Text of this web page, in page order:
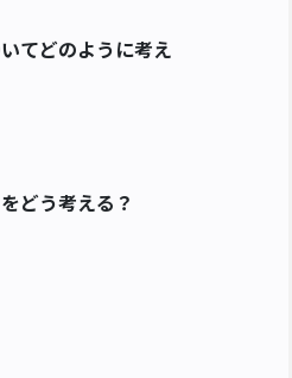
てどのように考え
どう考える？